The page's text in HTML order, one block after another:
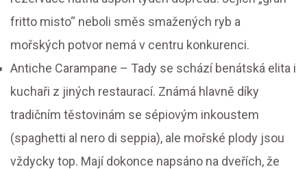
fritto misto“ neboli směs smažených ryb a
mořských potvor nemá v centru konkurenci.
Antiche Carampane – Tady se schází benátská elita i
kuchaři z jiných restaurací. Známá hlavně díky
tradičním těstovinám se sépiovým inkoustem
(spaghetti al nero di seppia), ale mořské plody jsou
vždycky top. Mají dokonce napsáno na dveřích, že